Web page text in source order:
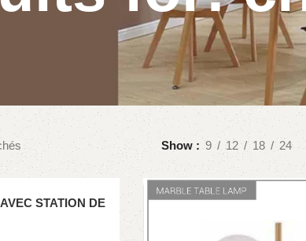
Show 9 12 18 24
STATION DE